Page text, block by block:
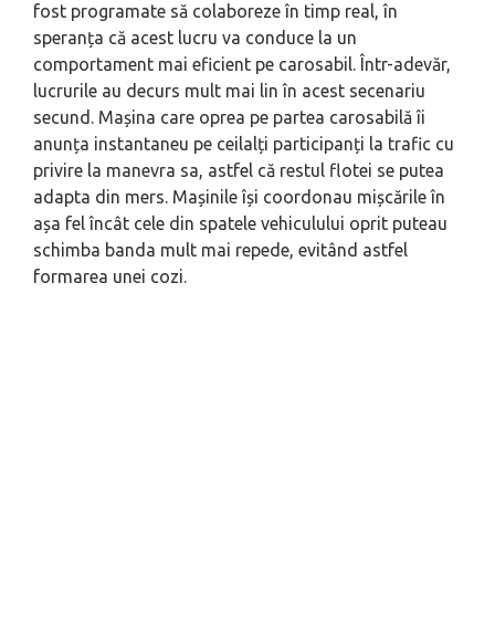
fost programate să colaboreze în timp real, în
speranța că acest lucru va conduce la un
comportament mai eficient pe carosabil. Într-adevăr,
lucrurile au decurs mult mai lin în acest secenariu
secund. Mașina care oprea pe partea carosabilă îi
anunța instantaneu pe ceilalți participanți la trafic cu
privire la manevra sa, astfel că restul flotei se putea
adapta din mers. Mașinile își coordonau mișcările în
așa fel încât cele din spatele vehiculului oprit puteau
schimba banda mult mai repede, evitând astfel
formarea unei cozi.